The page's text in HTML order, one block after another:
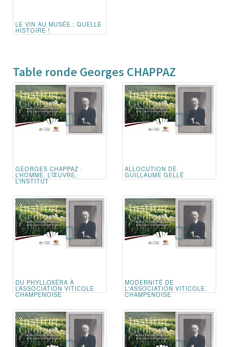
LE VIN AU MUSÉE : QUELLE
HISTOIRE !
Table ronde Georges CHAPPAZ
GEORGES CHAPPAZ :
L’HOMME, L’ŒUVRE,
L’INSTITUT
ALLOCUTION DE
GUILLAUME GELLÉ
DU PHYLLOXÉRA À
L’ASSOCIATION VITICOLE
CHAMPENOISE
MODERNITÉ DE
L'ASSOCIATION VITICOLE
CHAMPENOISE